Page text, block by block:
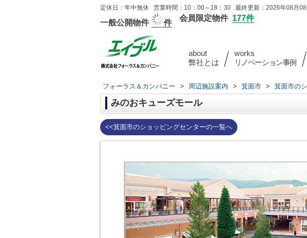
定休日：年中無休 営業時間：10：00～18：30 最終更新：2026年08月08
一般公開物件 件
会員限定物件 177件
about
弊社とは
works
リノベーション事例
フォーラス＆カンパニー > 周辺施設案内 > 箕面市 > 箕面市の
みのおキューズモール
<<箕面市のショッピングセンターの一覧へ